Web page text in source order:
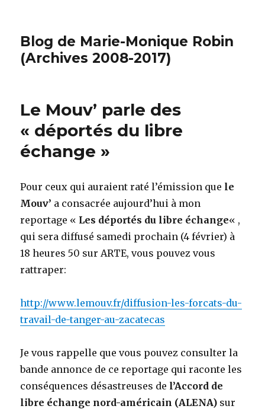
Blog de Marie-Monique Robin
(Archives 2008-2017)
Le Mouv’ parle des
« déportés du libre
échange »
Pour ceux qui auraient raté l’émission que le
Mouv’ a consacrée aujourd’hui à mon
reportage « Les déportés du libre échange« ,
qui sera diffusé samedi prochain (4 février) à
18 heures 50 sur ARTE, vous pouvez vous
rattraper:
http://www.lemouv.fr/diffusion-les-forcats-du-
travail-de-tanger-au-zacatecas
Je vous rappelle que vous pouvez consulter la
bande annonce de ce reportage qui raconte les
conséquences désastreuses de l’Accord de
libre échange nord-américain (ALENA) sur